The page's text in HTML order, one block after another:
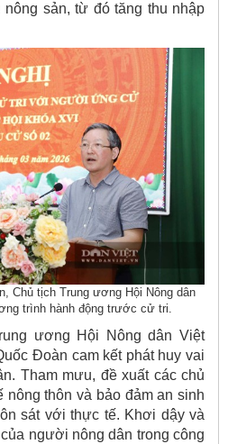
nông sản, từ đó tăng thu nhập
Chủ tịch Trung ương Hội Nông dân
trình hành động trước cử tri.
ương Hội Nông dân Việt
Đoàn cam kết phát huy vai
Tham mưu, đề xuất các chủ
thôn và bảo đảm an sinh
sát với thực tế. Khơi dậy và
người nông dân trong công